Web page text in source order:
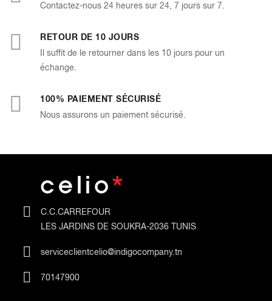
Contactez-nous 24 heures sur 24, 7 jours sur 7.
RETOUR DE 10 JOURS
Il suffit de le retourner dans les 10 jours pour un
échange.
100% PAIEMENT SÉCURISÉ
Nous assurons un paiement sécurisé.
C.C.CARREFOUR
LES JARDINS DE SOUKRA-2036 TUNIS
serviceclientcelio@indigocompany.tn
70147900